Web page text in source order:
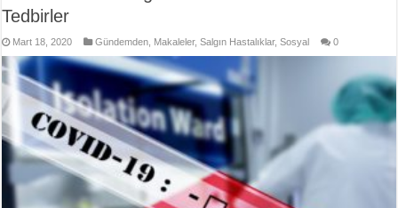
Tedbirler
Mart 18, 2020 Gündemden Makaleler,Salgın Hastalıklar,Sosyal 0